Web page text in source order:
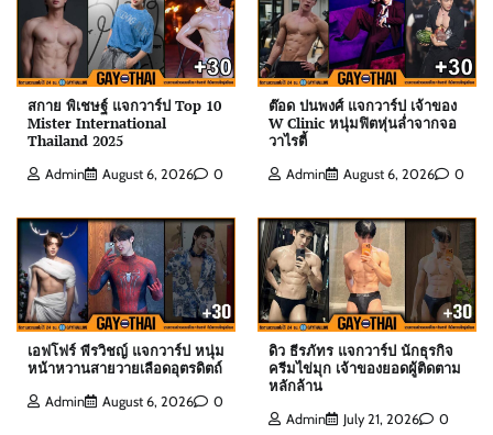
สกาย พิเชษฐ์ แจกวาร์ป Top 10
Mister International
Thailand 2025
Admin August 6, 2026 0
ต๊อด ปนพงศ์ แจกวาร์ป เจ้าของ
W Clinic หนุ่มฟิตหุ่นล่ำจากจอ
วาไรตี้
Admin August 6, 2026 0
เอฟโฟร์ พีรวิชญ์ แจกวาร์ป หนุ่ม
หน้าหวานสายวายเลือดอุตรดิตถ์
Admin August 6, 2026 0
ดิว ธีรภัทร แจกวาร์ป นักธุรกิจ
ครีมไข่มุก เจ้าของยอดผู้ติดตาม
หลักล้าน
Admin July 21, 2026 0
ต๊อด ปนพงศ์ แจกวาร์ป เจ้าของ W Clinic หนุ่มฟิตหุ่น
ล่ำจากจอวาไรตี้
เอฟโฟร์ พีรวิชญ์ แจกวาร์ป หนุ่มหน้าหวานสายวาย
เลือดอุตรดิตถ์
Admin August 6, 2026
ดิว ธีรภัทร แจกวาร์ป นักธุรกิจครีมไข่มุก เจ้าของ